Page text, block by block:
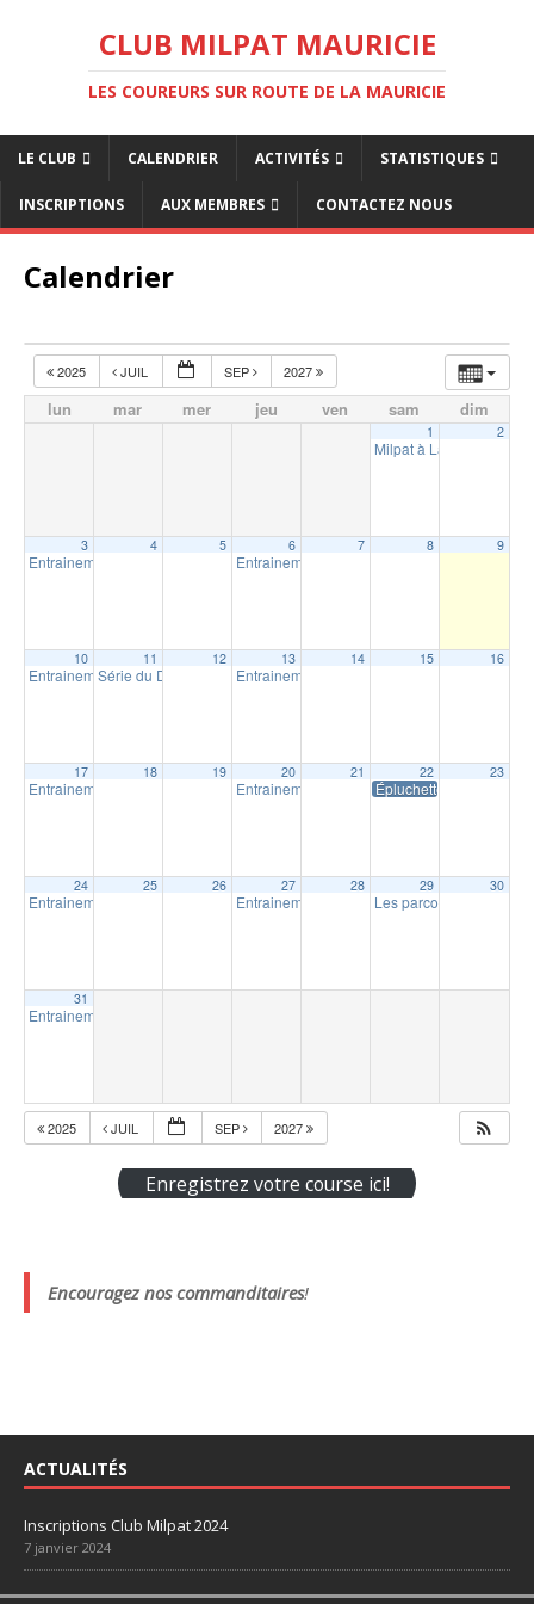
CLUB MILPAT MAURICIE
LES COUREURS SUR ROUTE DE LA MAURICIE
LE CLUB CALENDRIER ACTIVITÉS STATISTIQUES
INSCRIPTIONS AUX MEMBRES CONTACTEZ NOUS
Calendrier
2025 JUIL SEP 2027
lun mar mer jeu ven sam dim
1
Milpat à La Tuque
2
3
Entrainement extérieur à Shawinigan18:30
4 5 6
Entrainement extérieur à Shawinigan
7 8 9
10
Entrainement extérieur à Shawinigan18:30
11
Série du Diable – Saison 19 – Course # 4
12 13
Entrainement extérieur à Shawinigan
14 15 16
17
Entrainement extérieur à Shawinigan18:30
18 19 20
Entrainement extérieur à Shawinigan
21 22
Épluchette Milpat
23
24
Entrainement extérieur à Shawinigan18:30
25 26 27
Entrainement extérieur à Shawinigan
28 29
Les parcours Milpat de
30
31
Entrainement extérieur à Shawinigan
2025 JUIL SEP 2027
Enregistrez votre course ici!
Encouragez nos commanditaires!
ACTUALITÉS
Inscriptions Club Milpat 2024
7 janvier 2024